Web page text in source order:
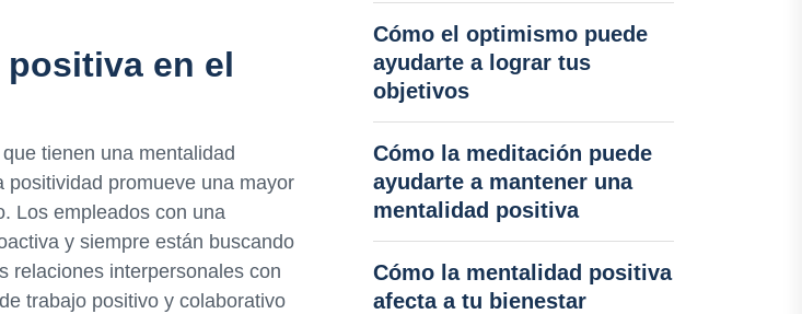
en el
tienen una mentalidad
promueve una mayor
Los empleados con una
y siempre están buscando
relaciones interpersonales con
trabajo positivo y colaborativo
Cómo el optimismo puede
ayudarte a lograr tus
objetivos
Cómo la meditación puede
ayudarte a mantener una
mentalidad positiva
Cómo la mentalidad positiva
afecta a tu bienestar